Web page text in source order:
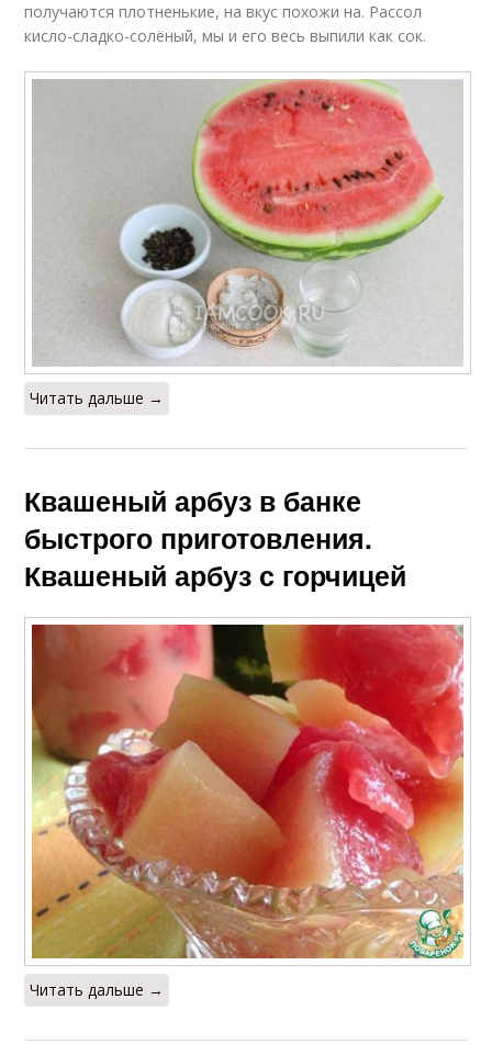
получаются плотненькие, на вкус похожи на. Рассол
кисло-сладко-солёный, мы и его весь выпили как сок.
Читать дальше →
Квашеный арбуз в банке
быстрого приготовления.
Квашеный арбуз с горчицей
Читать дальше →